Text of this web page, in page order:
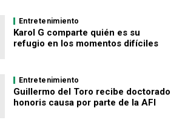
Entretenimiento
Karol G comparte quién es su
refugio en los momentos difíciles
Entretenimiento
Guillermo del Toro recibe doctorado
honoris causa por parte de la AFI